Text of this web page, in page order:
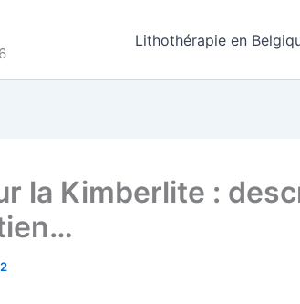
Lithothérapie en
la Kimberlite :